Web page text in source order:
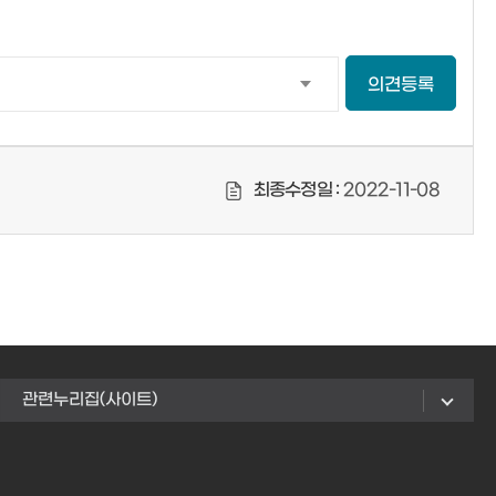
의견등록
최종수정일 : 2022-11-08
관련누리집(사이트)